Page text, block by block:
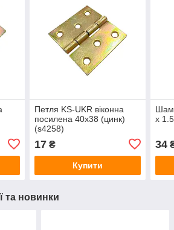
Петля KS-UKR віконна
посилена 40х38 (цинк)
(s4258)
17₴
Купити
х
34
та новинки